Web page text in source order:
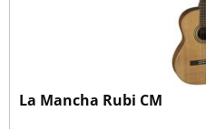
La Mancha Rubi CM